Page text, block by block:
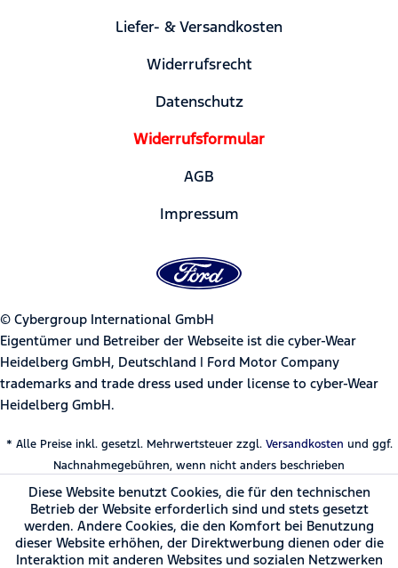
Liefer- & Versandkosten
Widerrufsrecht
Datenschutz
Widerrufsformular
AGB
Impressum
© Cybergroup International GmbH
Eigentümer und Betreiber der Webseite ist die cyber-Wear
Heidelberg GmbH, Deutschland | Ford Motor Company
trademarks and trade dress used under license to cyber-Wear
Heidelberg GmbH.
* Alle Preise inkl. gesetzl. Mehrwertsteuer zzgl. Versandkosten und ggf.
Nachnahmegebühren, wenn nicht anders beschrieben
Diese Website benutzt Cookies, die für den technischen
Betrieb der Website erforderlich sind und stets gesetzt
werden. Andere Cookies, die den Komfort bei Benutzung
dieser Website erhöhen, der Direktwerbung dienen oder die
Interaktion mit anderen Websites und sozialen Netzwerken